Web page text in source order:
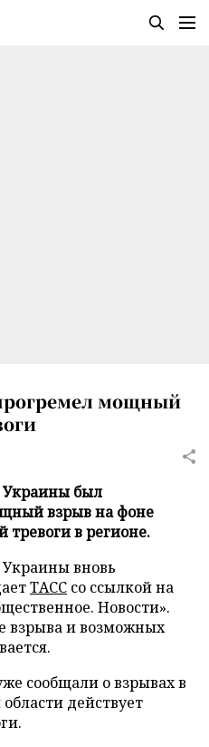
мощный
Украины был
взрыв на фоне
в регионе.
вновь
ТАСС со ссылкой на
Новости».
взрыва и возможных
сообщали о взрывах в
действует